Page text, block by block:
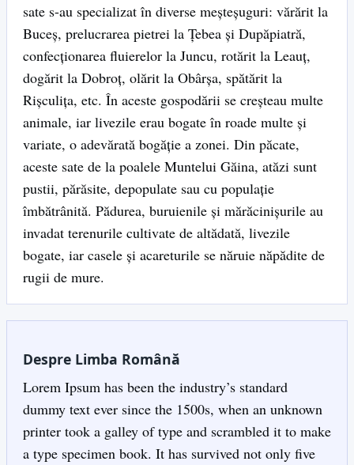
sate s-au specializat în diverse meșteșuguri: vărărit la
Buceș, prelucrarea pietrei la Țebea și Dupăpiatră,
confecționarea fluierelor la Juncu, rotărit la Leauț,
dogărit la Dobroț, olărit la Obârșa, spătărit la
Rișculița, etc. În aceste gospodării se creșteau multe
animale, iar livezile erau bogate în roade multe și
variate, o adevărată bogăție a zonei. Din păcate,
aceste sate de la poalele Muntelui Găina, atăzi sunt
pustii, părăsite, depopulate sau cu populație
îmbătrânită. Pădurea, buruienile și mărăcinișurile au
invadat terenurile cultivate de altădată, livezile
bogate, iar casele și acareturile se năruie năpădite de
rugii de mure.
Despre Limba Română
Lorem Ipsum has been the industry’s standard
dummy text ever since the 1500s, when an unknown
printer took a galley of type and scrambled it to make
a type specimen book. It has survived not only five